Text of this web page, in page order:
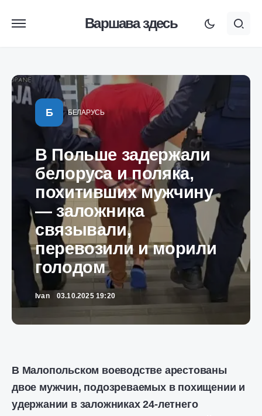
Варшава здесь
Б БЕЛАРУСЬ
В Польше задержали
белоруса и поляка,
похитивших мужчину
— заложника
связывали,
перевозили и морили
голодом
Ivan 03.10.2025 19:20
В Малопольском воеводстве арестованы
двое мужчин, подозреваемых в похищении и
удержании в заложниках 24-летнего